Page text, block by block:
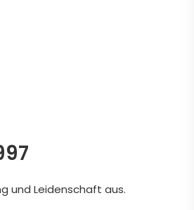
und Leidenschaft aus.